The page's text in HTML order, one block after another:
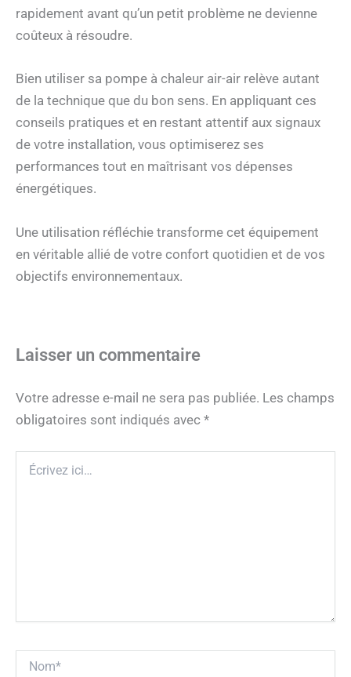
rapidement avant qu’un petit problème ne devienne
coûteux à résoudre.
Bien utiliser sa pompe à chaleur air-air relève autant
de la technique que du bon sens. En appliquant ces
conseils pratiques et en restant attentif aux signaux
de votre installation, vous optimiserez ses
performances tout en maîtrisant vos dépenses
énergétiques.
Une utilisation réfléchie transforme cet équipement
en véritable allié de votre confort quotidien et de vos
objectifs environnementaux.
Laisser un commentaire
Votre adresse e-mail ne sera pas publiée. Les champs
obligatoires sont indiqués avec *
ici…